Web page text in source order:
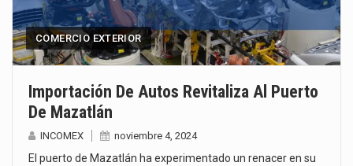
COMERCIO EXTERIOR
Importación De Autos Revitaliza Al Puerto
De Mazatlán
INCOMEX noviembre 4, 2024
El puerto de Mazatlán ha experimentado un renacer en su